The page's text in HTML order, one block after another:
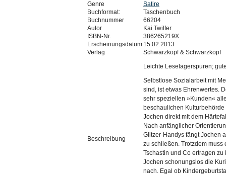
Genre
Satire
Buchformat:
Taschenbuch
Buchnummer
66204
Autor
Kai Twilfer
ISBN-Nr.
386265219X
Erscheinungsdatum 15.02.2013
Verlag
Schwarzkopf & Schwarzkopf
Beschreibung
Leichte Leselagerspuren;
Selbstlose Sozialarbeit mit
sind, ist etwas Ehrenwertes.
sehr speziellen »Kunden«
beschaulichen
Jochen direkt mit dem
Nach anfänglicher
Glitzer-Handys fängt Jochen
zu schließen. Trotzdem
Tschastin und Co ertragen
Jochen schonungslos die
nach. Egal ob